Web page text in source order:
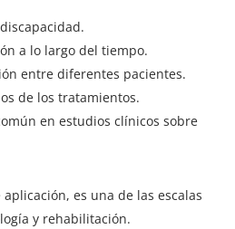
a lo largo del tiempo.
entre diferentes pacientes.
de los tratamientos.
en estudios clínicos sobre
es una de las escalas
y rehabilitación.